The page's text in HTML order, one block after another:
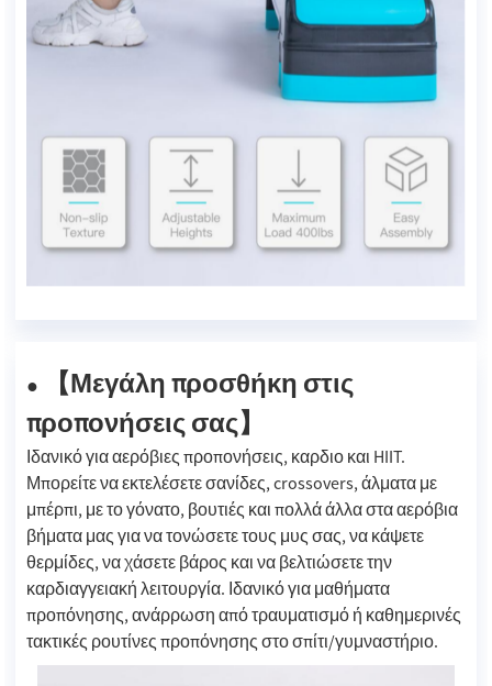
● 【Μεγάλη προσθήκη στις
προπονήσεις σας】
Ιδανικό για αερόβιες προπονήσεις, καρδιο και HIIT.
Μπορείτε να εκτελέσετε σανίδες, crossovers, άλματα με
μπέρπι, με το γόνατο, βουτιές και πολλά άλλα στα αερόβια
βήματα μας για να τονώσετε τους μυς σας, να κάψετε
θερμίδες, να χάσετε βάρος και να βελτιώσετε την
καρδιαγγειακή λειτουργία. Ιδανικό για μαθήματα
προπόνησης, ανάρρωση από τραυματισμό ή καθημερινές
τακτικές ρουτίνες προπόνησης στο σπίτι/γυμναστήριο.